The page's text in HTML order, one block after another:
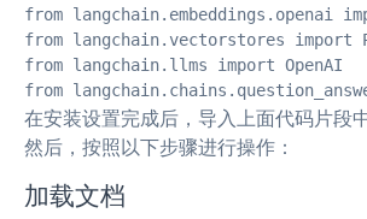
from langchain.embeddings.openai
from langchain.vectorstores import
from langchain.llms import OpenAI
from
在安装设置完成后，导入上面代码片段
然后，按照以下步骤进行操作：
加载文档